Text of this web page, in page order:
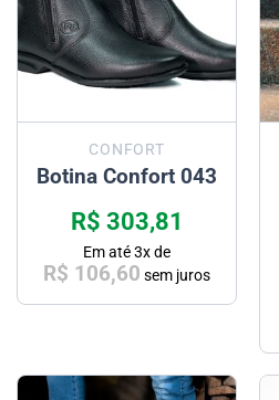
CONFORT
Botina Confort 043
R$ 303,81
Em até3x de
R$ 106,60 sem juros